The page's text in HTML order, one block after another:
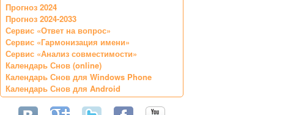
Прогноз 2024
Прогноз 2024-2033
Сервис «Ответ на вопрос»
Сервис «Гармонизация имени»
Сервис «Анализ совместимости»
Календарь Снов (online)
Календарь Снов для Windows Phone
Календарь Снов для Android